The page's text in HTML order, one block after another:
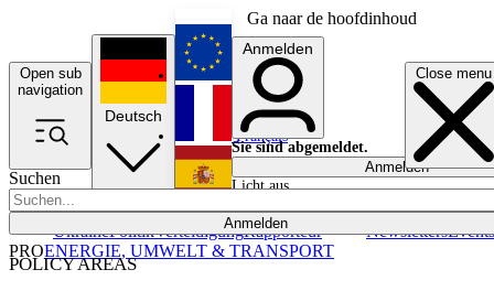
Ga naar de hoofdinhoud
Open sub
navigation
Close menu
Suchen
Anmelden
POLICY AREAS
UkrainePolitikVerteidigungRapporteur NewslettersEvents
Deutsch
English
Français
Anmelden
Sie sind abgemeldet.
Anmelden
Licht aus
PROENERGIE, UMWELT & TRANSPORT